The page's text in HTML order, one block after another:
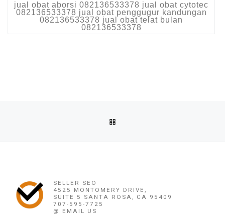
jual obat aborsi 082136533378 jual obat cytotec
082136533378 jual obat penggugur kandungan
082136533378 jual obat telat bulan
082136533378
SELLER SEO
4525 MONTOMERY DRIVE,
SUITE 5 SANTA ROSA, CA 95409
707-595-7725
@ EMAIL US